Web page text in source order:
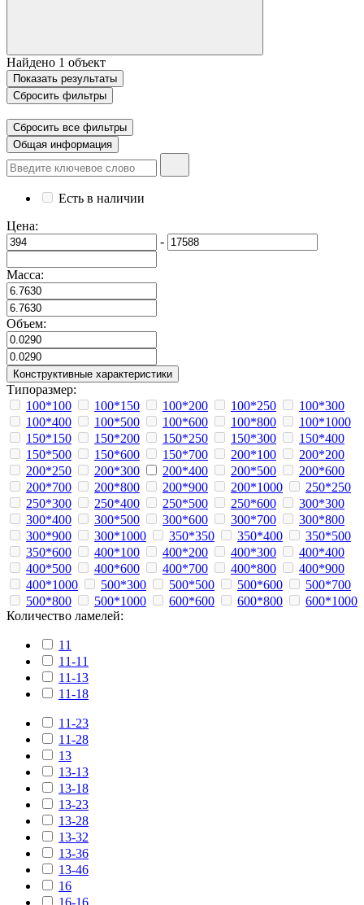
Найдено 1 объект
Показать результаты
Сбросить фильтры
Сбросить все фильтры
Общая информация
Есть в наличии
Цена:
-
Масса:
Объем:
Конструктивные характеристики
Типоразмер:
100*100
100*150 100*200 100*250
100*300
100*400
100*500 100*600 100*800
100*1000
150*150
150*200 150*250 150*300
150*400
150*500
150*600 150*700 200*100
200*200
200*250
200*300 200*400 200*500
200*600
200*700
200*800 200*900 200*1000
250*250
250*300
250*400 250*500 250*600
300*300
300*400
300*500 300*600 300*700
300*800
300*900
300*1000 350*350 350*400
350*500
350*600
400*100 400*200 400*300
400*400
400*500
400*600 400*700 400*800
400*900
400*1000
500*300 500*500 500*600
500*700
500*800
500*1000 600*600 600*800
600*1000
Количество ламелей:
11
11-11
11-13
11-18
11-23
11-28
13
13-13
13-18
13-23
13-28
13-32
13-36
13-46
16